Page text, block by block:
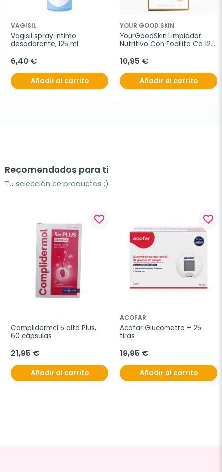
VAGISIL
Vagisil spray íntimo
desodorante, 125 ml
6,40 €
Añadir al carrito
YOUR GOOD SKIN
YourGoodSkin Limpiador
Nutritivo Con Toallita Ca 125
10,95 €
Añadir al carrito
Recomendados para ti
Tu selección de productos ;)
favorite_border
Complidermol 5 alfa Plus,
60 cápsulas
21,95 €
Añadir al carrito
favorite_border
ACOFAR
Acofar Glucometro + 25
tiras
19,95 €
Añadir al carrito